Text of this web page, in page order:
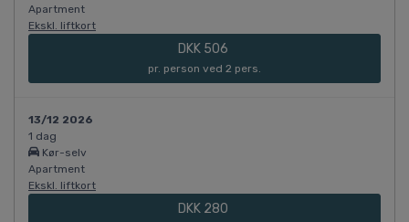
Apartment
Ekskl. liftkort
DKK 506
pr. person ved 2 pers.
13/12 2026
1 dag
Kør-selv
Apartment
Ekskl. liftkort
DKK 280